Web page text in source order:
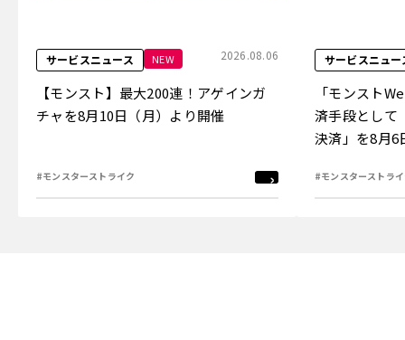
サービスニュース NEW 2026.08.06
【モンスト】最大200連！アゲインガ
チャを8月10日（月）より開催
#モンスターストライク
サービスニュー
「モンスト
済手段として
決済」を8月6
#モンスターストラ